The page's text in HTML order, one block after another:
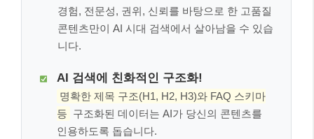
경험, 전문성, 권위, 신뢰를 바탕으로 한 고품질
콘텐츠만이 AI 시대 검색에서 살아남을 수 있습
니다.
AI 검색에 친화적인 구조화!
명확한 제목 구조(H1, H2, H3)와 FAQ 스키마
등 구조화된 데이터는 AI가 당신의 콘텐츠를
인용하도록 돕습니다.